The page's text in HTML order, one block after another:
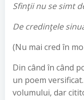
Sfinţii nu se simt
De credinţele
(Nu mai cred în
Din când în când
un poem
volumului, dar